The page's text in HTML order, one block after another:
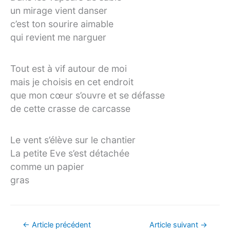
un mirage vient danser
c’est ton sourire aimable
qui revient me narguer
Tout est à vif autour de moi
mais je choisis en cet endroit
que mon cœur s’ouvre et se défasse
de cette crasse de carcasse
Le vent s’élève sur le chantier
La petite Eve s’est détachée
comme un papier
gras
Navigation
← Article précédent Article suivant →